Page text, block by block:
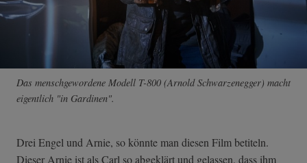
Das menschgewordene Modell T-800 (Arnold Schwarzenegger) macht
eigentlich "in Gardinen".
Drei Engel und Arnie, so könnte man diesen Film betiteln.
Dieser Arnie ist als Carl so abgeklärt und gelassen, dass ihm